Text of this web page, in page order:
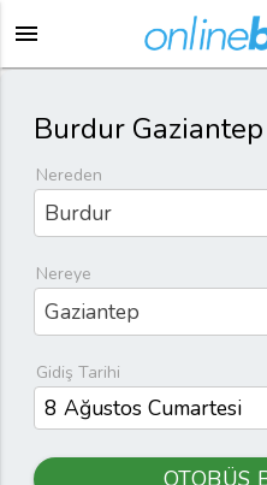
menu
Burdur
Nereden
Burdur
Nereye
Gaziantep
Gidiş Tarihi